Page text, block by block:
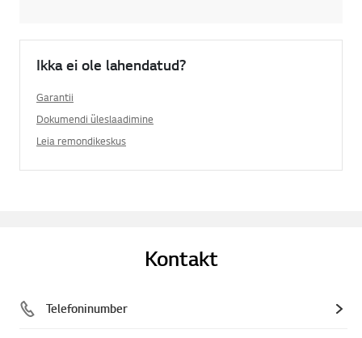
Ikka ei ole lahendatud?
Garantii
Dokumendi üleslaadimine
Leia remondikeskus
Kontakt
Telefoninumber